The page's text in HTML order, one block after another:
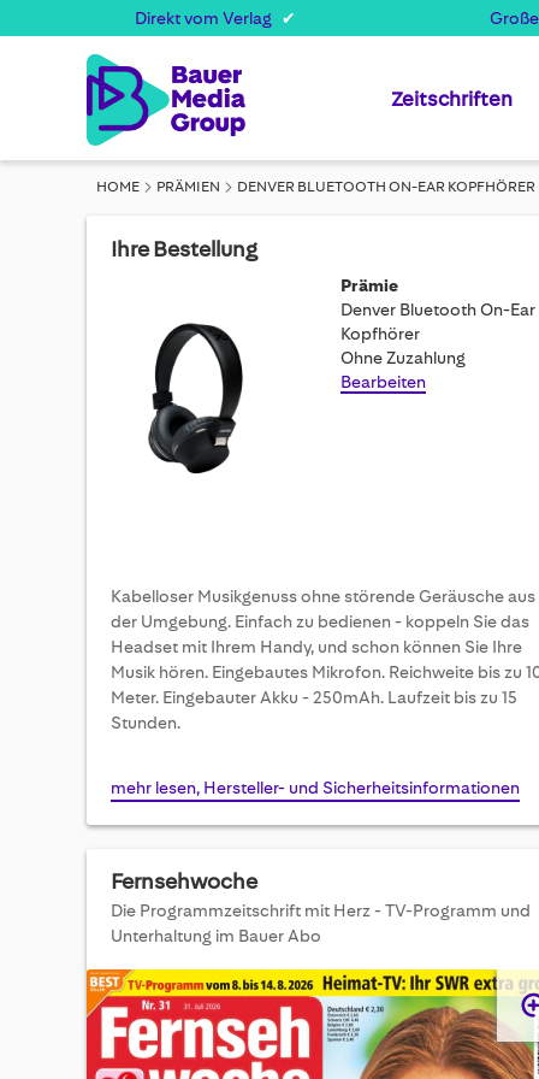
Direkt vom Verlag
Zeitschriften
HOME PRÄMIEN DENVER BLUETOOTH ON-EAR KOPFHÖRER
Ihre Bestellung
Prämie
Denver Bluetooth On-Ear
Kopfhörer
Ohne Zuzahlung
Bearbeiten
Kabelloser Musikgenuss ohne störende Geräusche aus
der Umgebung. Einfach zu bedienen - koppeln Sie das
Headset mit Ihrem Handy, und schon können Sie Ihre
Musik hören. Eingebautes Mikrofon. Reichweite bis zu
Meter. Eingebauter Akku - 250mAh. Laufzeit bis zu 15
Stunden.
mehr lesen, Hersteller- und Sicherheitsinformationen
Fernsehwoche
Die Programmzeitschrift mit Herz - TV-Programm und
Unterhaltung im Bauer Abo
Skip
to
end